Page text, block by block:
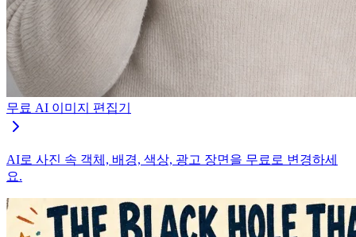
무료 AI 이미지 편집기
AI로 사진 속 객체, 배경, 색상, 광고 장면을 무료로 변경하세
요.